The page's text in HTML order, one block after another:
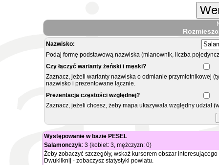
Nazwisko:
Podaj formę podstawową nazwiska (mianownik, liczba
Czy łączyć warianty żeński i męski?
Zaznacz, jeżeli warianty nazwiska o odmianie przymiotnikowej
nazwisko i prezentowane łącznie.
Prezentacja częstości względnej?
Zaznacz, jeżeli chcesz, żeby mapa ukazywała względny
Występowanie w bazie PESEL
Salamonczyk: 3 (kobiet: 3, mężczyzn: 0)
Żeby zobaczyć szczegóły, wskaż kursorem obszar
Dwukliknij - zobaczysz statystyki powiatu.